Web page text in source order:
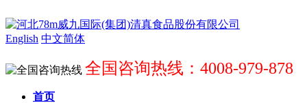
English 中文简体
全国咨询热线：4008-979-878
首页